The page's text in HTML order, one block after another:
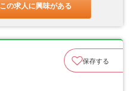
この求人に興味がある
保存する